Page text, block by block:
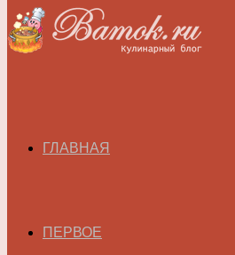
ГЛАВНАЯ
ПЕРВОЕ